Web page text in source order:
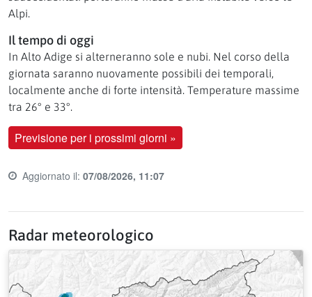
Alpi.
Il tempo di oggi
In Alto Adige si alterneranno sole e nubi. Nel corso della
giornata saranno nuovamente possibili dei temporali,
localmente anche di forte intensità. Temperature massime
tra 26° e 33°.
Previsione per i prossimi giorni »
Last update time:
Aggiornato il: 07/08/2026, 11:07
Radar meteorologico